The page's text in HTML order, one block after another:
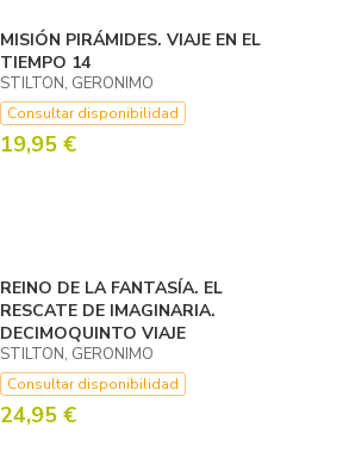
MISIÓN PIRÁMIDES. VIAJE EN EL
TIEMPO 14
STILTON, GERONIMO
Consultar disponibilidad
19,95 €
REINO DE LA FANTASÍA. EL
RESCATE DE IMAGINARIA.
DECIMOQUINTO VIAJE
STILTON, GERONIMO
Consultar disponibilidad
24,95 €